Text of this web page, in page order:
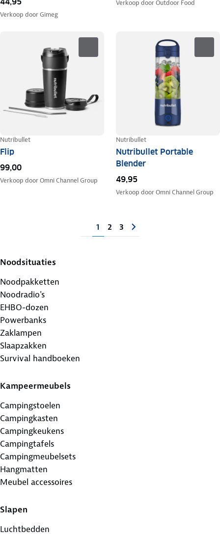
Verkoop doorGimeg
Verkoop doorOutdoor Food
Nutribullet
Flip
99,00
Verkoop doorOmni Channel Group
Nutribullet
Nutribullet Portable
Blender
49,95
Verkoop doorOmni Channel Group
1 2 3
Noodsituaties
Noodpakketten
Noodradio's
EHBO-dozen
Powerbanks
Zaklampen
Slaapzakken
Survival handboeken
Kampeermeubels
Campingstoelen
Campingkasten
Campingkeukens
Campingtafels
Campingmeubelsets
Hangmatten
Meubel accessoires
Slapen
Luchtbedden